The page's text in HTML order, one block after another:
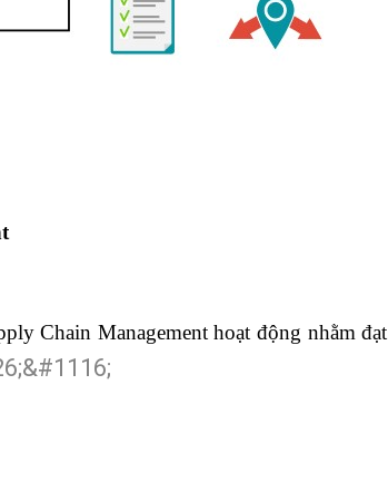
Chain Management hoạt động nhằm đạt